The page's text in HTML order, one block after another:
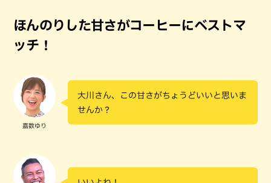
ほんのりした甘さがコーヒーにベストマ
ッチ！
嘉数ゆり
大川さん、この甘さがちょうどいいと思いま
せんか？